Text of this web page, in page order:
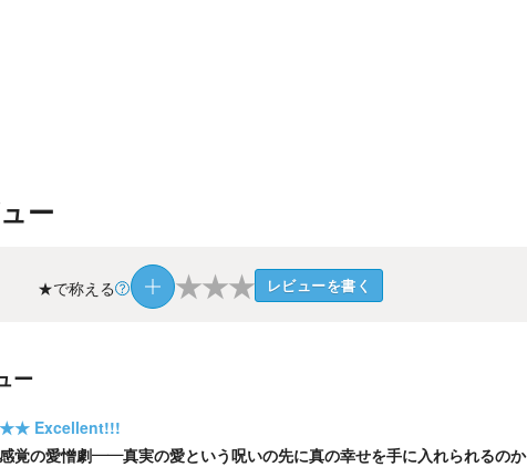
ー
★で称える ★★★ レビューを書く
ー
Excellent!!!
覚の愛憎劇――真実の愛という呪いの先に真の幸せを手に入れられるのか